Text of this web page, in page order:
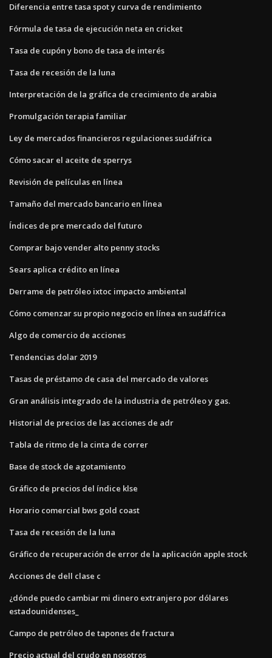
Diferencia entre tasa spot y curva de rendimiento
Fórmula de tasa de ejecución neta en cricket
Tasa de cupón y bono de tasa de interés
Tasa de recesión de la luna
Interpretación de la gráfica de crecimiento de arabia
Promulgación terapia familiar
Ley de mercados financieros regulaciones sudáfrica
Cómo sacar el aceite de sperrys
Revisión de películas en línea
Tamaño del mercado bancario en línea
Índices de pre mercado del futuro
Comprar bajo vender alto penny stocks
Sears aplica crédito en línea
Derrame de petróleo ixtoc impacto ambiental
Cómo comenzar su propio negocio en línea en sudáfrica
Algo de comercio de acciones
Tendencias dolar 2019
Tasas de préstamo de casa del mercado de valores
Gran análisis integrado de la industria de petróleo y gas.
Historial de precios de las acciones de adr
Tabla de ritmo de la cinta de correr
Base de stock de agotamiento
Gráfico de precios del índice klse
Horario comercial bws gold coast
Tasa de recesión de la luna
Gráfico de recuperación de error de la aplicación apple stock
Acciones de dell clase c
¿dónde puedo cambiar mi dinero extranjero por dólares
estadounidenses_
Campo de petróleo de tapones de fractura
Precio actual del crudo en nosotros